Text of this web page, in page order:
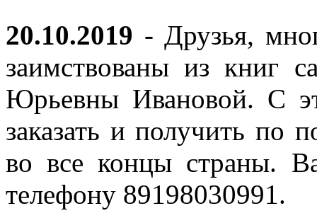
20.10.2019 - Друзья,
заимствованы из книг
Юрьевны Ивановой. С
заказать и получить по
во все концы страны.
телефону 89198030991.